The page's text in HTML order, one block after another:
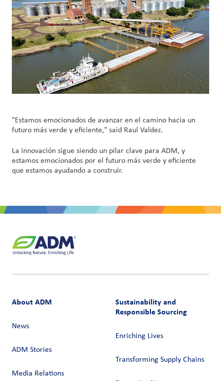
"Estamos emocionados de avanzar en el camino hacia un
futuro más verde y eficiente," said Raul Valdez.
La innovación sigue siendo un pilar clave para ADM, y
estamos emocionados por el futuro más verde y eficiente
que estamos ayudando a construir.
About ADM
News
ADM Stories
Media Relations
Sustainability and
Responsible Sourcing
Enriching Lives
Transforming Supply Chains​